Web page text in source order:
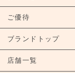
ご優待
ブランドトップ
店舗一覧